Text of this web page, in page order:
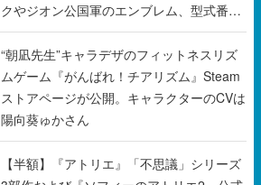
クやジオン公国軍のエンブレム、型式番号
などを配置
“朝凪先生”キャラデザのフィットネスリズ
ムゲーム『がんばれ！チアリズム』Steam
ストアページが公開。キャラクターのCVは
陽向葵ゅかさん
【半額】『アトリエ』「不思議」シリーズ